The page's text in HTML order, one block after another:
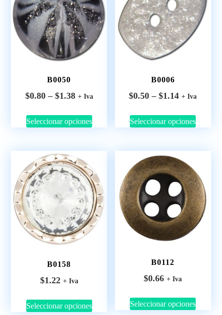
B0050
$0.80 – $1.38 + Iva
Seleccionar opciones
B0006
$0.50 – $1.14 + Iva
Seleccionar opciones
B0158
$1.22 + Iva
Seleccionar opciones
B0112
$0.66 + Iva
Seleccionar opciones